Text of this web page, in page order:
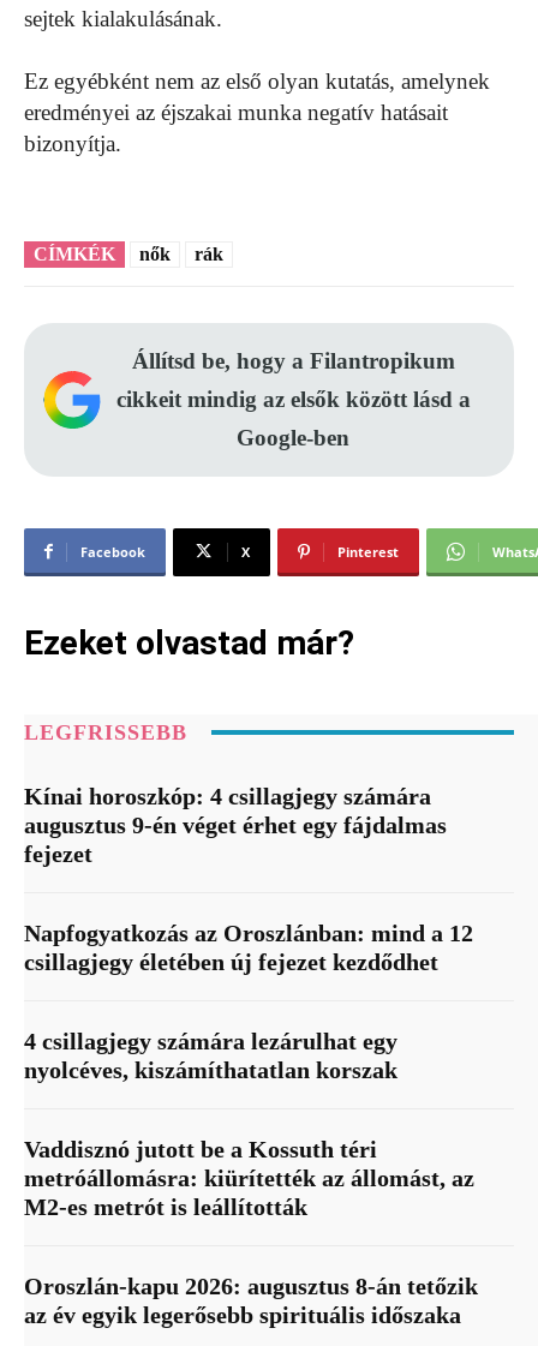
sejtek kialakulásának.
Ez egyébként nem az első olyan kutatás, amelynek
eredményei az éjszakai munka negatív hatásait
bizonyítja.
CÍMKÉK nők rák
Állítsd be, hogy a Filantropikum
cikkeit mindig az elsők között lásd a
Google-ben
Facebook X Pinterest
Ezeket olvastad már?
LEGFRISSEBB
Kínai horoszkóp: 4 csillagjegy számára
augusztus 9-én véget érhet egy fájdalmas
fejezet
Napfogyatkozás az Oroszlánban: mind a 12
csillagjegy életében új fejezet kezdődhet
4 csillagjegy számára lezárulhat egy
nyolcéves, kiszámíthatatlan korszak
Vaddisznó jutott be a Kossuth téri
metróállomásra: kiürítették az állomást, az
M2-es metrót is leállították
Oroszlán-kapu 2026: augusztus 8-án tetőzik
az év egyik legerősebb spirituális időszaka